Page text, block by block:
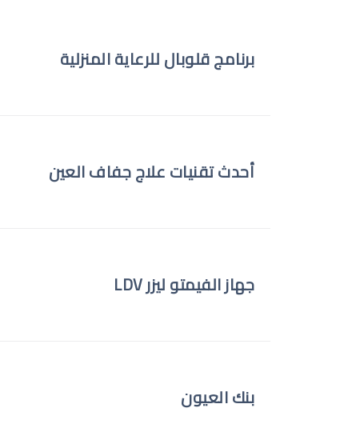
برنامج قلوبال للرعاية المنزلية
أحدث تقنيات علاج جفاف العين
جهاز الفيمتو ليزر LDV
بنك العيون